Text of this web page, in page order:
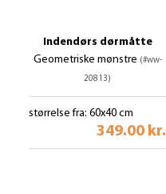
Indendørs dørmåtte
Geometriske mønstre (#ww-
20813)
størrelse fra: 60x40 cm
349.00 kr.